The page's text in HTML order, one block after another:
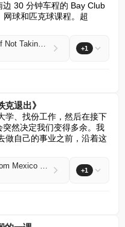
30 分钟车程的 Bay Club
球和匹克球课程。超
How To Overcome The Guilt Of Not Taking Care Of Your Own Kids +1
克退出》
学、找份工作，然后在接下
然决定我们变得多余。我
做自己的事业之前，沿着这
The Entrepeneur’s Journey: From Mexico To A Symantec Exit +1